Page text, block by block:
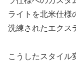
ライトを北米仕様
洗練されたエクス
こうしたスタイル